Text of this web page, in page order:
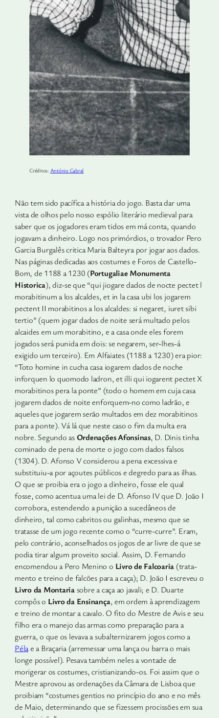
Créditos: António Cabral
Não tem sido pacífica a história do jogo. Basta dar uma
vista de olhos pelo nosso espólio literário medieval para
saber que os jogadores eram tidos em má conta, quando
jogavam a dinheiro. Logo nos primórdios, o trovador Pero
Garcia Burgalês critica Maria Balteyra por jogar aos dados.
Nas páginas dedicadas aos costumes e Foros de Castello-
Bom, de 1188 a 1230 (Portugaliae Monumenta
Historica), diz-se que “qui jiogare dados de nocte pectet l
morabitinum a los alcaldes, et in la casa ubi los jogarem
pectent II morabitinos a los alcaldes: si negaret, iuret sibi
tertio” (quem jogar dados de noite será multado pelos
alcaides em um morabitino, e a casa onde eles forem
jogados será punida em dois: se negarem, ser-lhes-á
exigido um terceiro). Em Alfaiates (1188 a 1230) era pior:
“Toto homine in cucha casa iogarem dados de noche
inforquen lo quomodo ladron, et illi qui iogarent pectet X
morabitinos pera la ponte” (todo o homem em cuja casa
jogarem dados de noite enforquem-no como ladrão, e
aque­les que jogarem serão multados em dez morabitinos
para a ponte). Vá lá que neste caso o fim da multa era
nobre. Segundo asOrde­nações Afonsinas, D. Dinis tinha
cominado de pena de morte o jogo com dados falsos
(1304). D. Afonso V considerou a pena excessiva e
substituiu-a por açoutes públicos e degredo para as ilhas.
O que se proibia era o jogo a dinheiro, fosse ele qual
fosse, como acentua uma lei de D. Afonso IV que D. João I
corrobora, estendendo a punição a sucedâneos de
dinheiro, tal como cabritos ou galinhas, mesmo que se
tratasse de um jogo recente como o “curre-curre”. Eram,
pelo contrário, aconselhados os jogos de ar livre de que se
podia tirar algum proveito social. Assim, D. Fer­nando
encomendou a Pero Menino o Livro de Falcoaria (trata­
mento e treino de falcões para a caça); D. João I escreveu o
Livro da Montariasobre a caça ao javali; e D. Duarte
compôs o Livro da Ensinança, em ordem à aprendizagem
e treino de mon­tar a cavalo. O fito do Mestre de Avis e seu
filho era o manejo das armas como preparação para a
guerra, o que os levava a subal­ternizarem jogos como a
Pélae a Braçaria (arremessar uma lança ou barra o mais
longe possível). Pesava também neles a vontade de
morigerar os costumes, cristianizando-os. Foi assim que o
Mestre aprovou as ordenações da Câmara de Lisboa que
proibiam “costumes gentios no princípio do ano e no mês
de Maio, deter­minando que se fizessem procissões em sua